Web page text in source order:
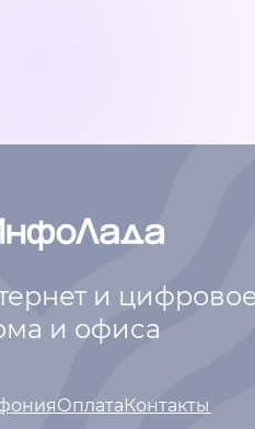
и
и офиса
ОплатаКонтакты